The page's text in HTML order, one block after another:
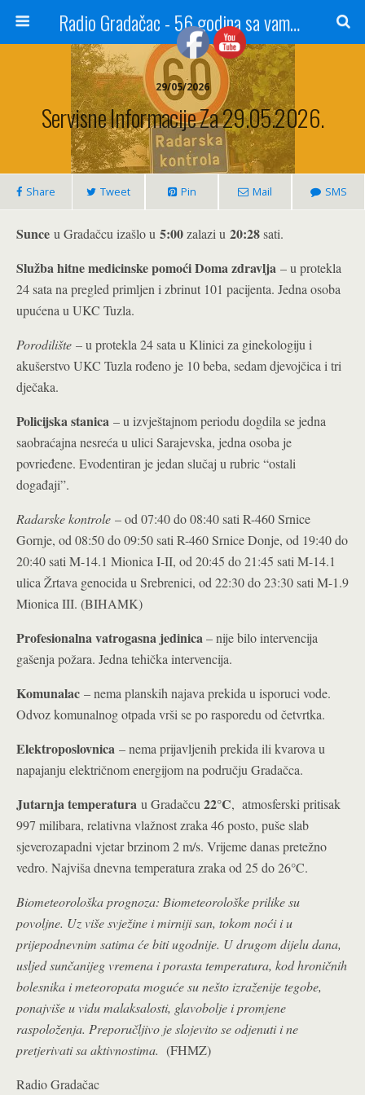
Radio Gradačac - 56 godina sa vama...
29/05/2026
Servisne Informacije Za 29.05.2026.
Share Tweet Pin Mail SMS
Sunce u Gradačcu izašlo u 5:00zalazi u 20:28sati.
Služba hitne medicinske pomoći Doma zdravlja – u protekla
24 sata na pregled primljen i zbrinut 101 pacijenta. Jedna osoba
upućena u UKC Tuzla.
Porodilište – u protekla 24 sata u Klinici za ginekologiju i
akušerstvo UKC Tuzla rođeno je 10 beba, sedam djevojčica i tri
dječaka.
Policijska stanica – u izvještajnom periodu dogdila se jedna
saobraćajna nesreća u ulici Sarajevska, jedna osoba je
povrieđene. Evodentiran je jedan slučaj u rubric “ostali
događaji”.
Radarske kontrole – od 07:40 do 08:40 sati R-460 Srnice
Gornje, od 08:50 do 09:50 sati R-460 Srnice Donje, od 19:40 do
20:40 sati M-14.1 Mionica I-II, od 20:45 do 21:45 sati M-14.1
ulica Žrtava genocida u Srebrenici, od 22:30 do 23:30 sati M-1.9
Mionica III. (BIHAMK)
Profesionalna vatrogasna jedinica– nije bilo intervencija
gašenja požara. Jedna tehička intervencija.
Komunalac – nema planskih najava prekida u isporuci vode.
Odvoz komunalnog otpada vrši se po rasporedu od četvrtka.
Elektroposlovnica – nema prijavljenih prekida ili kvarova u
napajanju električnom energijom na području Gradačca.
Jutarnja temperatura u Gradačcu 22°C, atmosferski pritisak
997 milibara, relativna vlažnost zraka 46 posto, puše slab
sjeverozapadni vjetar brzinom 2 m/s. Vrijeme danas pretežno
vedro. Najviša dnevna temperatura zraka od 25 do 26°C.
Biometeorološka prognoza: Biometeorološke prilike su
povoljne. Uz više svježine i mirniji san, tokom noći i u
prijepodnevnim satima će biti ugodnije. U drugom dijelu dana,
usljed sunčanijeg vremena i porasta temperatura, kod hroničnih
bolesnika i meteoropata moguće su nešto izraženije tegobe,
ponajviše u vidu malaksalosti, glavobolje i promjene
raspoloženja. Preporučljivo je slojevito se odjenuti i ne
pretjerivati sa aktivnostima. (FHMZ)
Radio Gradačac